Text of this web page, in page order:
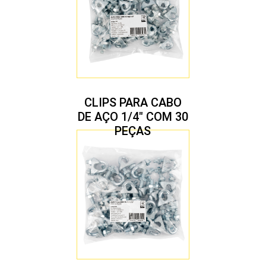
CLIPS PARA CABO
DE AÇO 1/4″ COM 30
PEÇAS